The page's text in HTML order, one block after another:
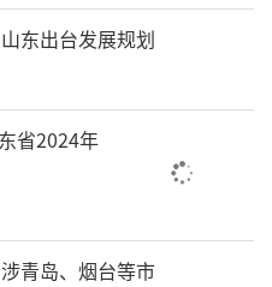
东出台发展规划
省2024年
青岛、烟台等市